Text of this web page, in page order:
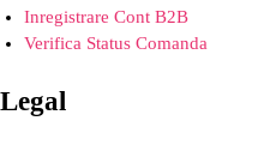
Inregistrare Cont B2B
Verifica Status Comanda
Legal